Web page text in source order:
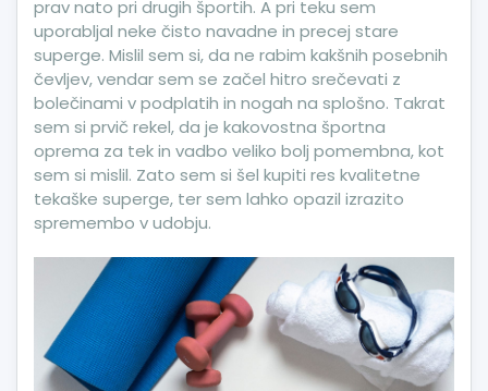
prav nato pri drugih športih. A pri teku sem
uporabljal neke čisto navadne in precej stare
superge. Mislil sem si, da ne rabim kakšnih posebnih
čevljev, vendar sem se začel hitro srečevati z
bolečinami v podplatih in nogah na splošno. Takrat
sem si prvič rekel, da je kakovostna športna
oprema za tek in vadbo veliko bolj pomembna, kot
sem si mislil. Zato sem si šel kupiti res kvalitetne
tekaške superge, ter sem lahko opazil izrazito
spremembo v udobju.